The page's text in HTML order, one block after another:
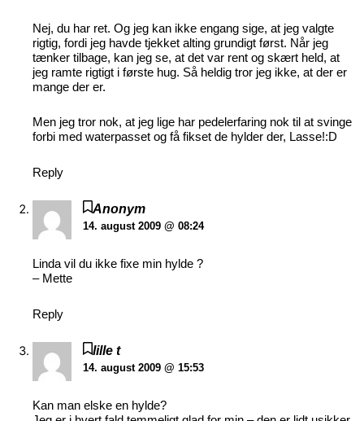
Nej, du har ret. Og jeg kan ikke engang sige, at jeg valgte
rigtig, fordi jeg havde tjekket alting grundigt først. Når jeg
tænker tilbage, kan jeg se, at det var rent og skært held, at
jeg ramte rigtigt i første hug. Så heldig tror jeg ikke, at der er
mange der er.
Men jeg tror nok, at jeg lige har pedelerfaring nok til at svinge
forbi med waterpasset og få fikset de hylder der, Lasse!:D
Reply
Anonym
14. august 2009 @ 08:24
Linda vil du ikke fixe min hylde ?
– Mette
Reply
lille t
14. august 2009 @ 15:53
Kan man elske en hylde?